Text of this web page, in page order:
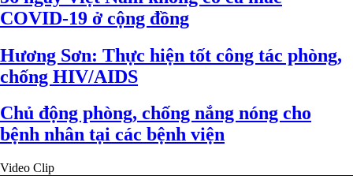
COVID-19 ở cộng đồng
Hương Sơn: Thực hiện tốt công tác phòng,
chống HIV/AIDS
Chủ động phòng, chống nắng nóng cho
bệnh nhân tại các bệnh viện
Video Clip